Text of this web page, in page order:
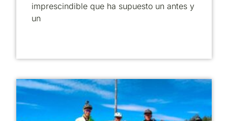
imprescindible que ha supuesto un antes y
un